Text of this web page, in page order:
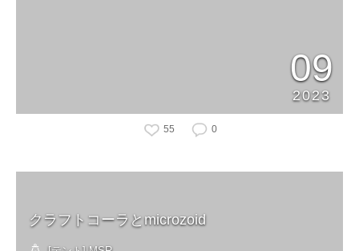
09
2023
55 0
クラフトコーラとmicrozoid